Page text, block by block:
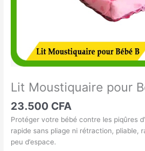
Lit Moustiquaire pour
23.500 CFA
Protéger votre bébé contre les piqûres
rapide sans pliage ni rétraction, pliable,
peu d’espace.